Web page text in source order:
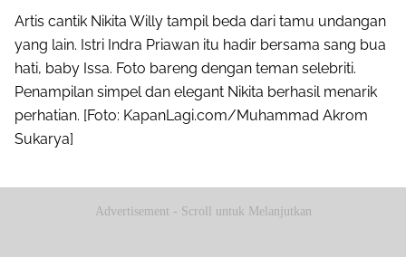
Artis cantik Nikita Willy tampil beda dari tamu undangan
yang lain. Istri Indra Priawan itu hadir bersama sang bua
hati, baby Issa. Foto bareng dengan teman selebriti.
Penampilan simpel dan elegant Nikita berhasil menarik
perhatian. [Foto: KapanLagi.com/Muhammad Akrom
Sukarya]
Advertisement - Scroll untuk Melanjutkan